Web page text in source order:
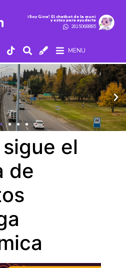
iSoy Gina! El chatbot de la muni
y estoy para ayudarte
2615068885
MENU
el
de